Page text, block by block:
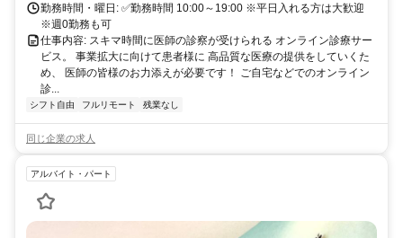
勤務時間・曜日: ✅勤務時間 10:00～19:00 ※平日入れる方は大歓迎
※週0勤務も可
仕事内容: スキマ時間に医師の診察が受けられる オンライン診療サー
ビス。 事業拡大に向けて患者様に 高品質な医療の提供をしていくた
め、 医師の皆様のお力添えが必要です！ ご自宅などでのオンライン
診...
シフト自由 フルリモート 残業なし
同じ企業の求人
アルバイト・パート